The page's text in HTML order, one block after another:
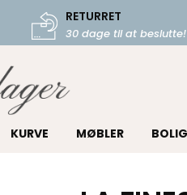
RETURRET
30 dage til at beslutte!
KURVE MØBLER